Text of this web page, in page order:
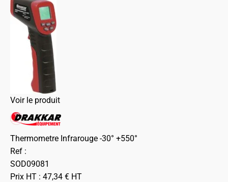
Voir le produit
Thermometre Infrarouge -30° +550°
Ref :
SOD09081
Prix HT : 47,34 € HT